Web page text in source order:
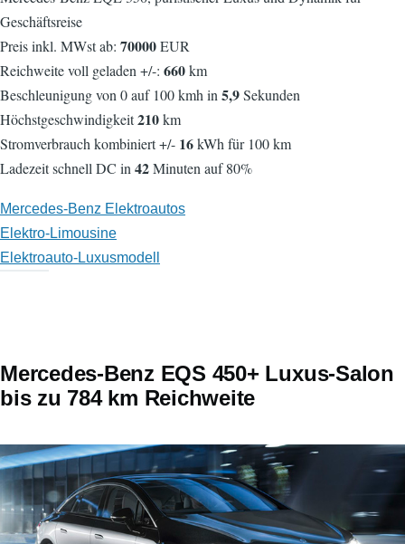
Geschäftsreise
Preis inkl. MWst ab: 70000EUR
Reichweite voll geladen +/-: 660km
Beschleunigung von 0 auf 100 kmh in5,9Sekunden
Höchstgeschwindigkeit210km
Stromverbrauch kombiniert +/- 16kWh für 100 km
Ladezeit schnell DC in42Minuten auf 80%
Mercedes-Benz Elektroautos
Elektro-Limousine
Elektroauto-Luxusmodell
Mercedes-Benz EQS 450+ Luxus-Salon
bis zu 784 km Reichweite